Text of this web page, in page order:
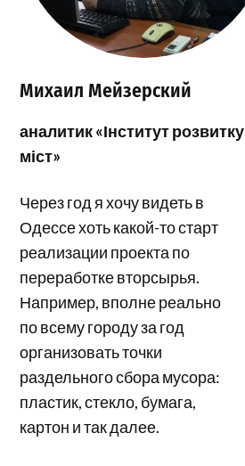
Михаил Мейзерский
аналитик «Інститут розвитку
міст»
Через год я хочу видеть в
Одессе хоть какой-то старт
реализации проекта по
переработке вторсырья.
Например, вполне реально
по всему городу за год
организовать точки
раздельного сбора мусора:
пластик, стекло, бумага,
картон и так далее.